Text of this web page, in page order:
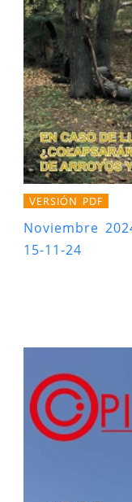
VERSIÓN PDF
Noviembre
15-11-24